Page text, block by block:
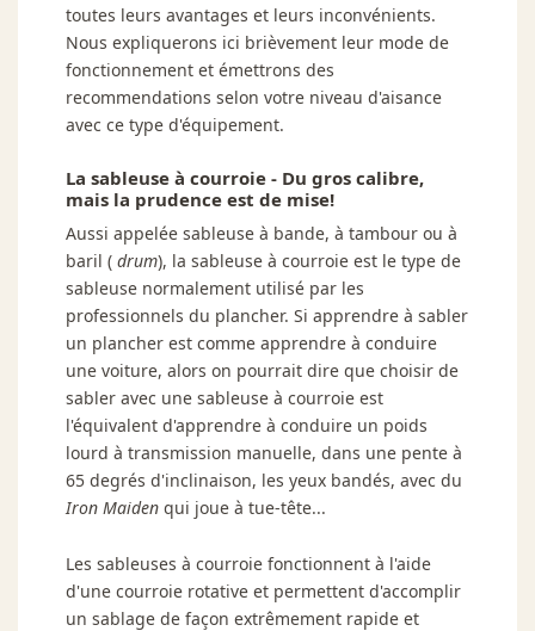
toutes leurs avantages et leurs inconvénients.
Nous expliquerons ici brièvement leur mode de
fonctionnement et émettrons des
recommendations selon votre niveau d'aisance
avec ce type d'équipement.
La sableuse à courroie - Du gros calibre,
mais la prudence est de mise!
Aussi appelée sableuse à bande, à tambour ou à
baril ( drum), la sableuse à courroie est le type de
sableuse normalement utilisé par les
professionnels du plancher. Si apprendre à sabler
un plancher est comme apprendre à conduire
une voiture, alors on pourrait dire que choisir de
sabler avec une sableuse à courroie est
l'équivalent d'apprendre à conduire un poids
lourd à transmission manuelle, dans une pente à
65 degrés d'inclinaison, les yeux bandés, avec du
Iron Maiden qui joue à tue-tête...
Les sableuses à courroie fonctionnent à l'aide
d'une courroie rotative et permettent d'accomplir
un sablage de façon extrêmement rapide et